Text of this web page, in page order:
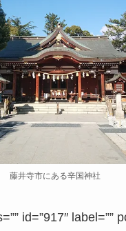
藤井寺市にある辛国神社
id=”917″ label=””